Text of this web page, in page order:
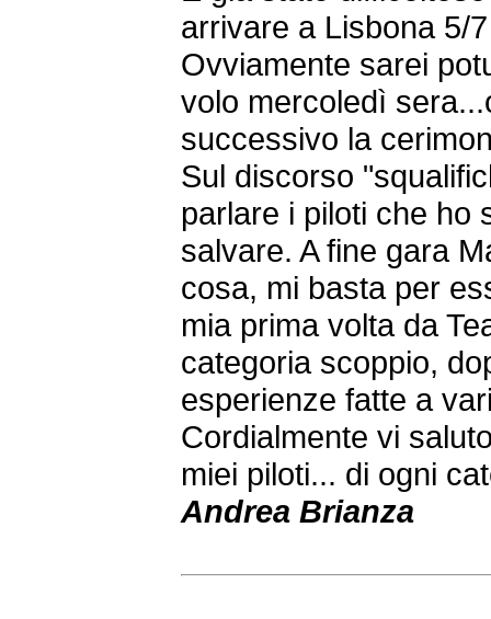
arrivare a Lisbona 5/
Ovviamente sarei
volo mercoledì
successivo la
Sul discorso
parlare i piloti che ho
salvare. A fine gara
cosa, mi basta per
mia prima volta da
categoria scoppio,
esperienze fatte a
Cordialmente vi
miei piloti... di ogni
Andrea Brianza